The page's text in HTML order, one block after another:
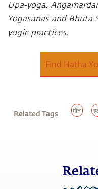
Upa-yoga,
Yogasanas and
yogic practices.
Find Hatha
Related Tags मौन